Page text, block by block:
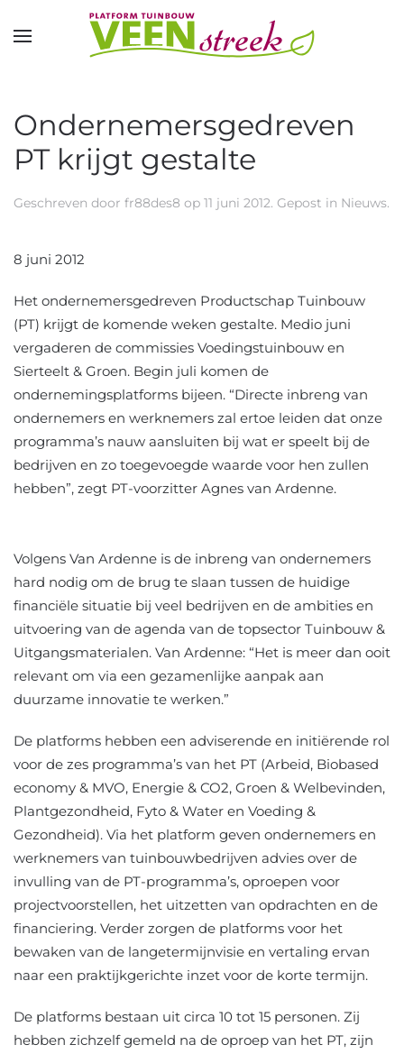
Overslaan en naar de inhoud gaan
Ondernemersgedreven
PT krijgt gestalte
Geschreven door fr88des8 op 11 juni 2012. Gepost in Nieuws.
8 juni 2012
Het ondernemersgedreven Productschap Tuinbouw
(PT) krijgt de komende weken gestalte. Medio juni
vergaderen de commissies Voedingstuinbouw en
Sierteelt & Groen. Begin juli komen de
ondernemingsplatforms bijeen. “Directe inbreng van
ondernemers en werknemers zal ertoe leiden dat onze
programma’s nauw aansluiten bij wat er speelt bij de
bedrijven en zo toegevoegde waarde voor hen zullen
hebben”, zegt PT-voorzitter Agnes van Ardenne.
Volgens Van Ardenne is de inbreng van ondernemers
hard nodig om de brug te slaan tussen de huidige
financiële situatie bij veel bedrijven en de ambities en
uitvoering van de agenda van de topsector Tuinbouw &
Uitgangsmaterialen. Van Ardenne: “Het is meer dan ooit
relevant om via een gezamenlijke aanpak aan
duurzame innovatie te werken.”
De platforms hebben een adviserende en initiërende rol
voor de zes programma’s van het PT (Arbeid, Biobased
economy & MVO, Energie & CO2, Groen & Welbevinden,
Plantgezondheid, Fyto & Water en Voeding &
Gezondheid). Via het platform geven ondernemers en
werknemers van tuinbouwbedrijven advies over de
invulling van de PT-programma’s, oproepen voor
projectvoorstellen, het uitzetten van opdrachten en de
financiering. Verder zorgen de platforms voor het
bewaken van de langetermijnvisie en vertaling ervan
naar een praktijkgerichte inzet voor de korte termijn.
De platforms bestaan uit circa 10 tot 15 personen. Zij
hebben zichzelf gemeld na de oproep van het PT, zijn